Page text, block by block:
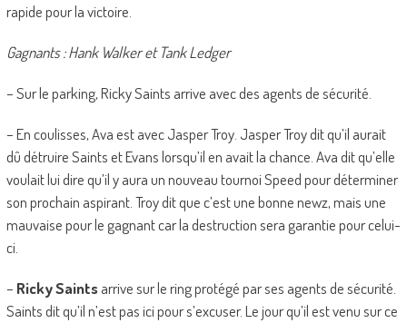
rapide pour la victoire.
Gagnants : Hank Walker et Tank Ledger
– Sur le parking, Ricky Saints arrive avec des agents de sécurité.
– En coulisses, Ava est avec Jasper Troy. Jasper Troy dit qu’il aurait
dû détruire Saints et Evans lorsqu’il en avait la chance. Ava dit qu’elle
voulait lui dire qu’il y aura un nouveau tournoi Speed pour déterminer
son prochain aspirant. Troy dit que c’est une bonne newz, mais une
mauvaise pour le gagnant car la destruction sera garantie pour celui-
ci.
– Ricky Saintsarrive sur le ring protégé par ses agents de sécurité.
Saints dit qu’il n’est pas ici pour s’excuser. Le jour qu’il est venu sur ce